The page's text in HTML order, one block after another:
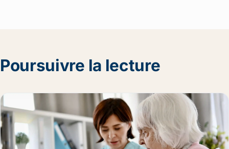
Poursuivre la lecture